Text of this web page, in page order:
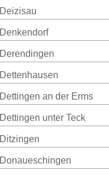
Deizisau
Denkendorf
Derendingen
Dettenhausen
Dettingen an der Erms
Dettingen unter Teck
Ditzingen
Donaueschingen